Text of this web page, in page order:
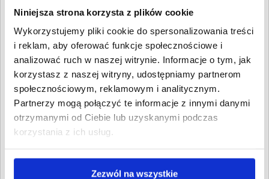
Niniejsza strona korzysta z plików cookie
Wykorzystujemy pliki cookie do spersonalizowania treści
i reklam, aby oferować funkcje społecznościowe i
analizować ruch w naszej witrynie. Informacje o tym, jak
korzystasz z naszej witryny, udostępniamy partnerom
społecznościowym, reklamowym i analitycznym.
Partnerzy mogą połączyć te informacje z innymi danymi
otrzymanymi od Ciebie lub uzyskanymi podczas
korzystania z ich usług.
Zezwól na wszystkie
Wartość:
Data wymagalności:
kwietnia 2016
W sumie: Wartość:14 437,03 PLN
Koszty sądowe:2 583,27 PLN
Spłacono:
0,00 PLN
Całkowita
wartość wierzytelności:
17 020,30 PLN
zapłaty/
wyrok sądu z dnia: